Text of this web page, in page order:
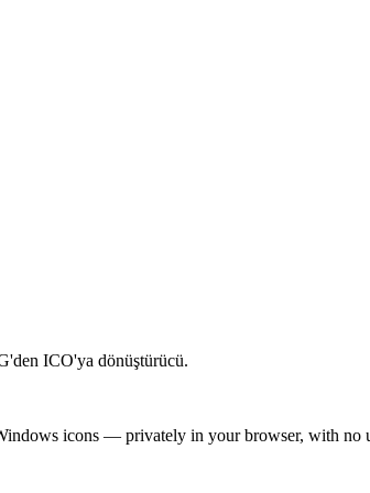
ICO'ya dönüştürücü.
icons — privately in your browser, with no